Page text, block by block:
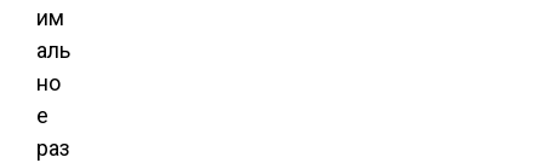
им
аль
но
е
раз